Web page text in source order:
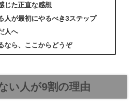
じた正直な感想
人が最初にやるべき3ステップ
人へ
なら、ここからどうぞ
い人が9割の理由